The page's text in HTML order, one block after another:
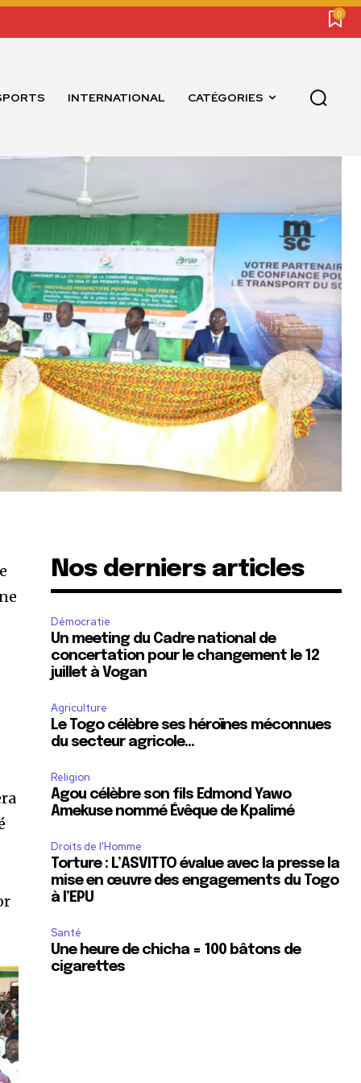
0
INTERNATIONAL CATÉGORIES
Nos derniers articles
Démocratie
Un meeting du Cadre national de
concertation pour le changement le 12
juillet à Vogan
Agriculture
Le Togo célèbre ses héroïnes méconnues
du secteur agricole…
Religion
Agou célèbre son fils Edmond Yawo
Amekuse nommé Évêque de Kpalimé
Droits de l'Homme
Torture : L’ASVITTO évalue avec la presse la
mise en œuvre des engagements du Togo
à l’EPU
Santé
Une heure de chicha = 100 bâtons de
cigarettes